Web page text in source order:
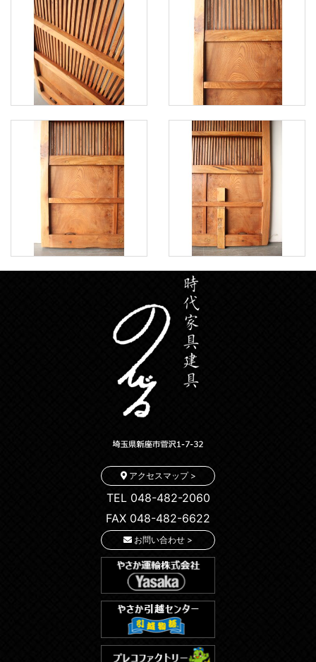
アクセスマップ >
TEL 048-482-2060
FAX 048-482-6622
お問い合わせ >